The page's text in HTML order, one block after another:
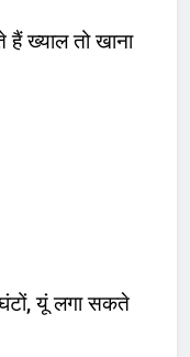
ख्याल तो खाना
घंटों, यूं लगा सकते